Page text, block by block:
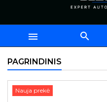
 
PAGRINDINIS
Nauja prekė